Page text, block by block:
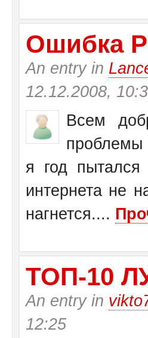
Ошибка
An entry in
12.12.2008,
Всем
проблемы
я год пытался
интернета не
нагнется....
ТО­П-10
An entry in
12:25